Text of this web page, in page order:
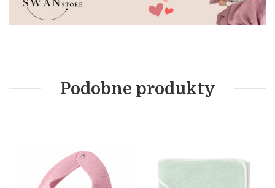
Podobne produkty